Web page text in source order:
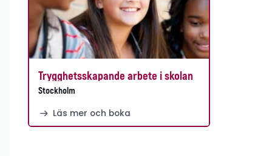
Trygghetsskapande arbete i skolan
Stockholm
Läs mer och boka